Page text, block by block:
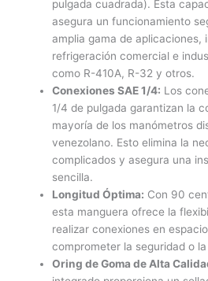
pulgada cuadrada). Esta
asegura un funcionamiento
amplia gama de aplicaciones,
refrigeración comercial e
como R-410A, R-32 y otros.
Conexiones SAE 1/4: Los
1/4 de pulgada garantizan la
mayoría de los manómetros
venezolano. Esto elimina la
complicados y asegura una
sencilla.
Longitud Óptima: Con 90
esta manguera ofrece la
realizar conexiones en
comprometer la seguridad o
Oring de Goma de Alta